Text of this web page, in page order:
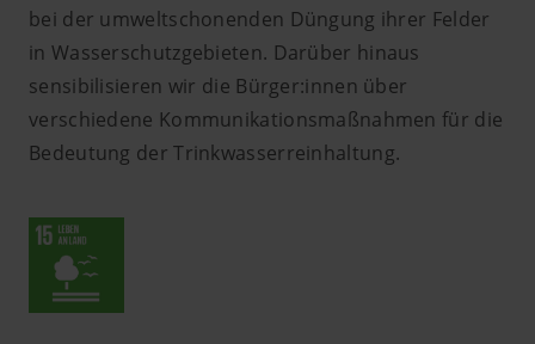
bei der umweltschonenden Düngung ihrer Felder
in Wasserschutzgebieten. Darüber hinaus
sensibilisieren wir die Bürger:innen über
verschiedene Kommunikationsmaßnahmen für die
Bedeutung der Trinkwasserreinhaltung.